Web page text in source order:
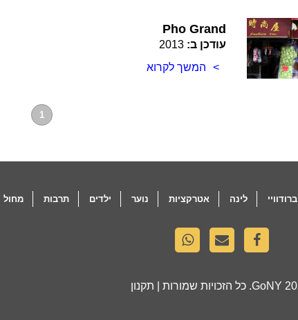
Pho Grand
עודכן ב: 2013
המשך לקרוא
1
ברודוויי לינה אטרקציות נוער ילדים תרבות מחול
GoNY. כל הזכויות שמורות | תקנון